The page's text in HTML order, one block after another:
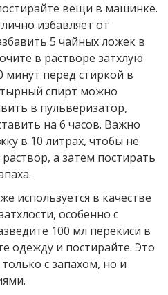
вещи в машинке.
избавляет от
5 чайных ложек в
в растворе затхлую
минут перед стиркой в
спирт можно
в пульверизатор,
на 6 часов. Важно
в 10 литрах, чтобы не
а затем постирать
используется в качестве
особенно с
100 мл перекиси в
одежду и постирайте. Это
с запахом, но и